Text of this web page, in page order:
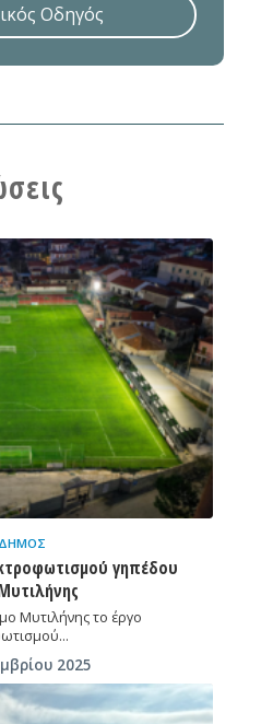
Οδηγός
ΔΉΜΟΣ
γηπέδου
Μυτιλήνης το έργο
2025